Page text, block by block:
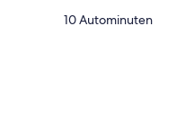
‪10 Autominuten‬